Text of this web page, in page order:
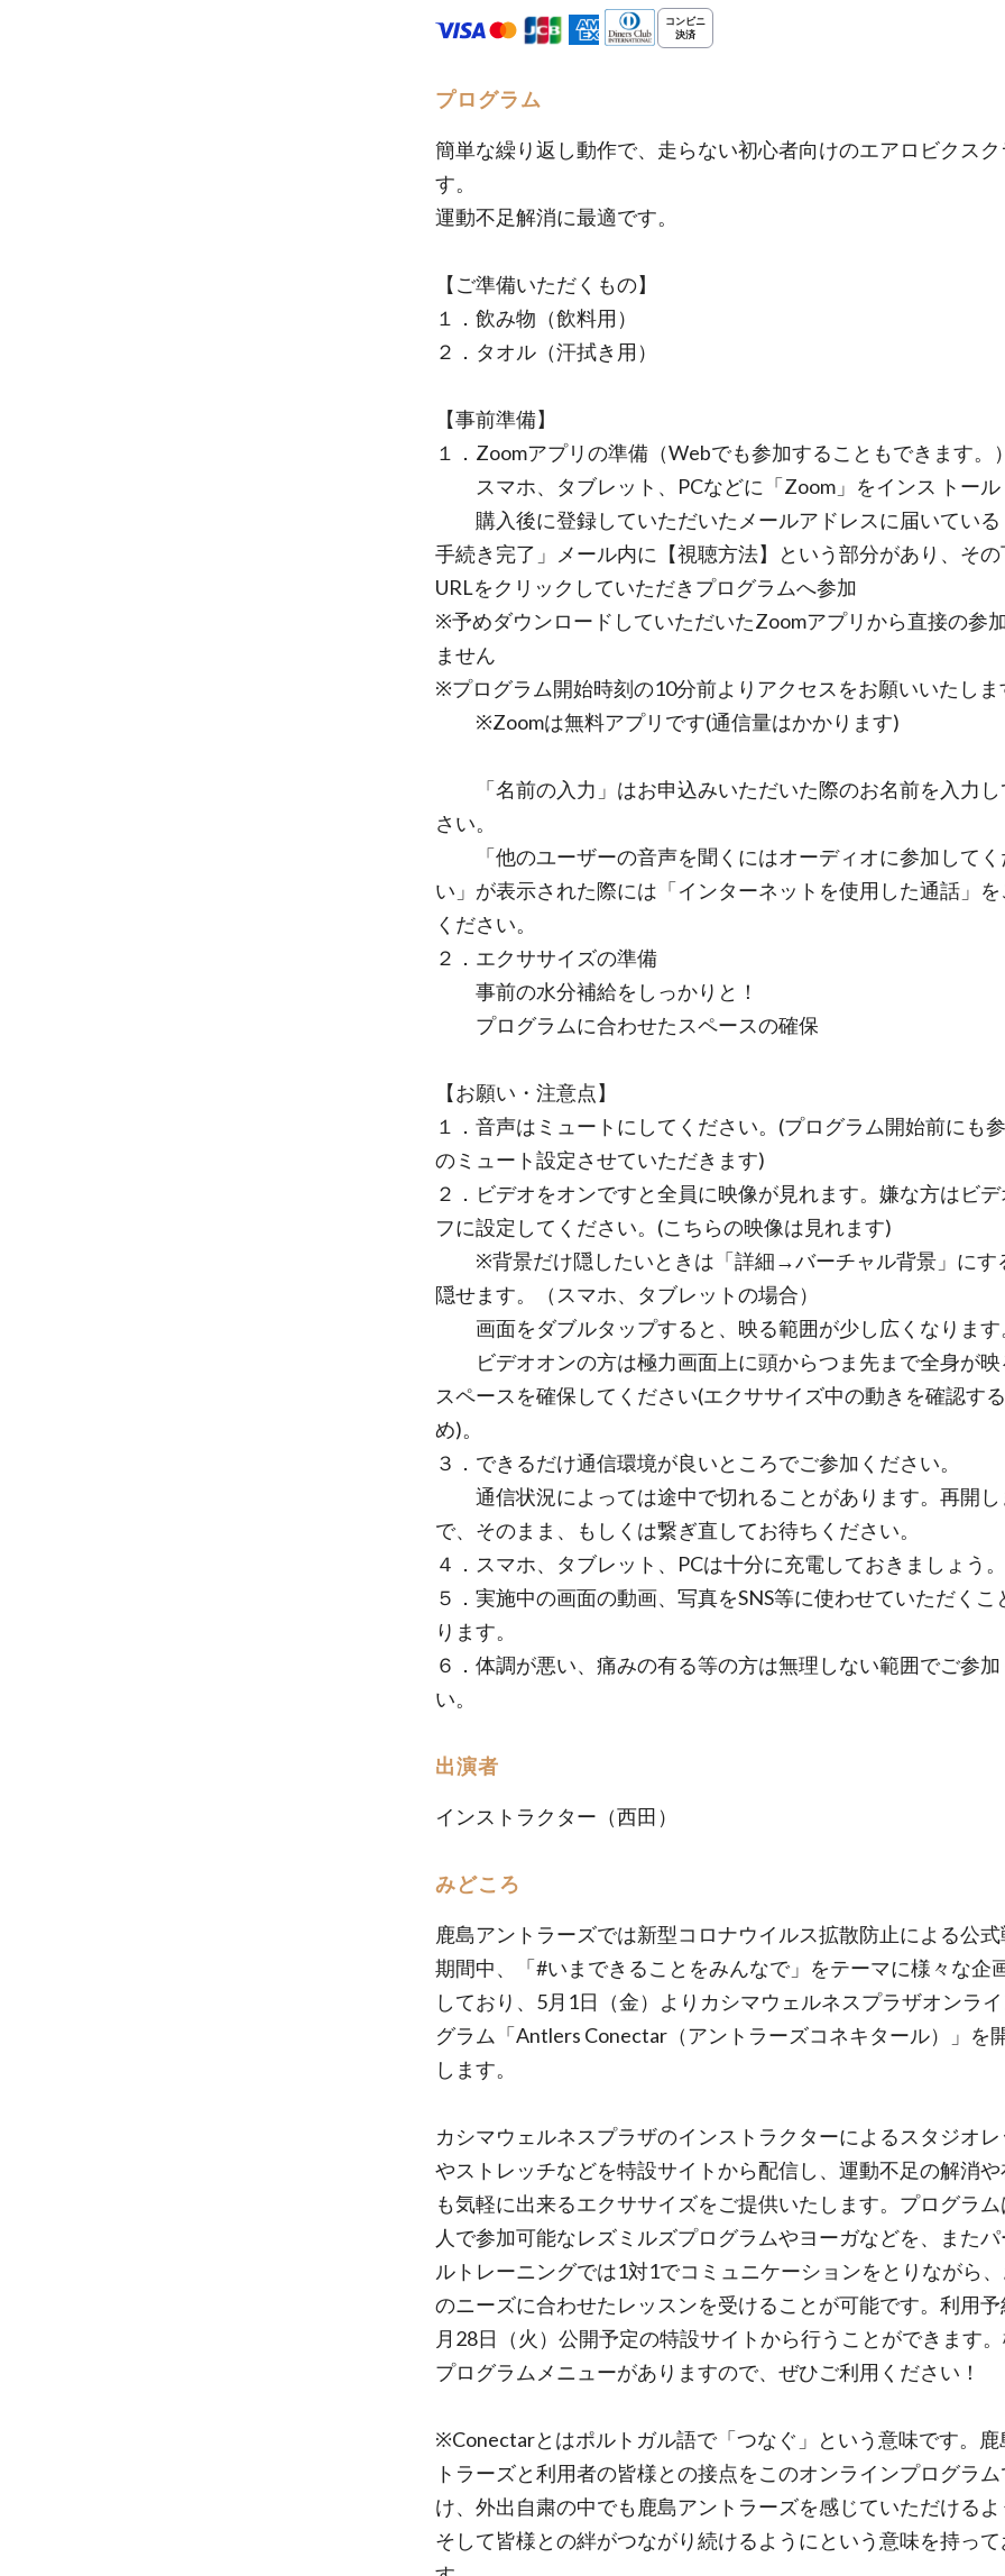
プログラム
簡単な繰り返し動作で、走らない初心者向けのエアロビクス
す。
運動不足解消に最適です。
【ご準備いただくもの】
１．飲み物（飲料用）
２．タオル（汗拭き用）
【事前準備】
１．Zoomアプリの準備（Webでも参加することもできます。）
スマホ、タブレット、PCなどに「Zoom」をインス トール
購入後に登録していただいたメールアドレスに届いている
手続き完了」メール内に【視聴方法】という部分があり、そ
URLをクリックしていただきプログラムへ参加
※予めダウンロードしていただいたZoomアプリから直接の参
ません
※プログラム開始時刻の10分前よりアクセスをお願いいた
※Zoomは無料アプリです(通信量はかかります)
「名前の入力」はお申込みいただいた際のお名前を入力し
さい。
「他のユーザーの音声を聞くにはオーディオに参加してく
い」が表示された際には「インターネットを使用した通話」を
ください。
２．エクササイズの準備
事前の水分補給をしっかりと！
プログラムに合わせたスペースの確保
【お願い・注意点】
１．音声はミュートにしてください。(プログラム開始前にも
のミュート設定させていただきます)
２．ビデオをオンですと全員に映像が見れます。嫌な方はビデ
フに設定してください。(こちらの映像は見れます)
※背景だけ隠したいときは「詳細→バーチャル背景」にす
隠せます。（スマホ、タブレットの場合）
画面をダブルタップすると、映る範囲が少し広くなります
ビデオオンの方は極力画面上に頭からつま先まで全身が映
スペースを確保してください(エクササイズ中の動きを確認す
め)。
３．できるだけ通信環境が良いところでご参加ください。
通信状況によっては途中で切れることがあります。再開し
で、そのまま、もしくは繋ぎ直してお待ちください。
４．スマホ、タブレット、PCは十分に充電しておきましょう。
５．実施中の画面の動画、写真をSNS等に使わせていただくこ
ります。
６．体調が悪い、痛みの有る等の方は無理しない範囲でご参加
い。
出演者
インストラクター（西田）
みどころ
鹿島アントラーズでは新型コロナウイルス拡散防止による公
期間中、「#いまできることをみんなで」をテーマに様々な企
しており、5月1日（金）よりカシマウェルネスプラザオンラ
グラム「Antlers Conectar（アントラーズコネキタール）」を
します。
カシマウェルネスプラザのインストラクターによるスタジオ
やストレッチなどを特設サイトから配信し、運動不足の解消
も気軽に出来るエクササイズをご提供いたします。プログラ
人で参加可能なレズミルズプログラムやヨーガなどを、また
ルトレーニングでは1対1でコミュニケーションをとりながら
のニーズに合わせたレッスンを受けることが可能です。利用
月28日（火）公開予定の特設サイトから行うことができます
プログラムメニューがありますので、ぜひご利用ください！
※Conectarとはポルトガル語で「つなぐ」という意味です。鹿
トラーズと利用者の皆様との接点をこのオンラインプログラム
け、外出自粛の中でも鹿島アントラーズを感じていただけるよ
そして皆様との絆がつながり続けるようにという意味を持って